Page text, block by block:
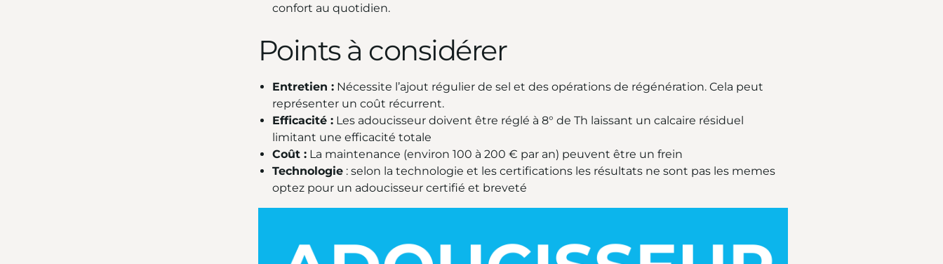
confort au quotidien.
Points à considérer
Entretien :Nécessite l’ajout régulier de sel et des opérations de régénération. Cela peut
représenter un coût récurrent.
Efficacité :Les adoucisseur doivent être réglé à 8° de Th laissant un calcaire résiduel
limitant une efficacité totale
Coût :La maintenance (environ 100 à 200 € par an) peuvent être un frein
Technologie: selon la technologie et les certifications les résultats ne sont pas les memes
optez pour un adoucisseur certifié et breveté